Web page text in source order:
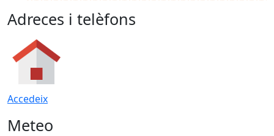
Adreces i telèfons
Accedeix
Meteo